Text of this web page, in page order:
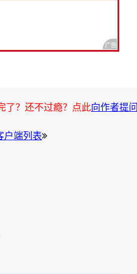
了？还不过瘾？点此向作者提问
户端列表